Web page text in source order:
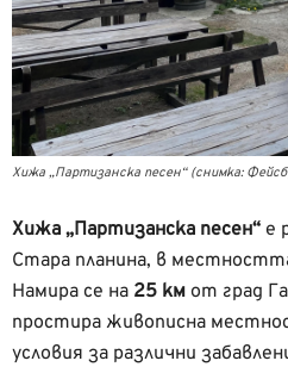
Хижа „Партизанска песен“ (снимка:
Хижа „Партизанска песен“ е
Стара планина, в
Намира се на 25 км от град
простира живописна
условия за различни